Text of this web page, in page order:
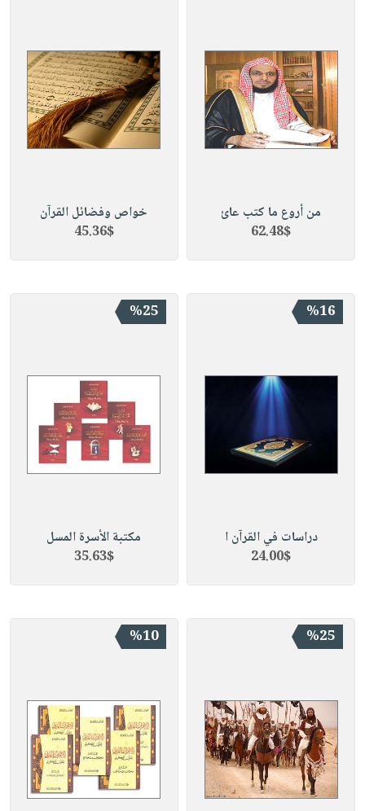
من أروع ما كتب عائ
62.48$
خواص وفضائل القرآن
45.36$
%16
دراسات في القرآن ا
24.00$
%25
مكتبة الأسرة المسل
35.63$
%25
%10